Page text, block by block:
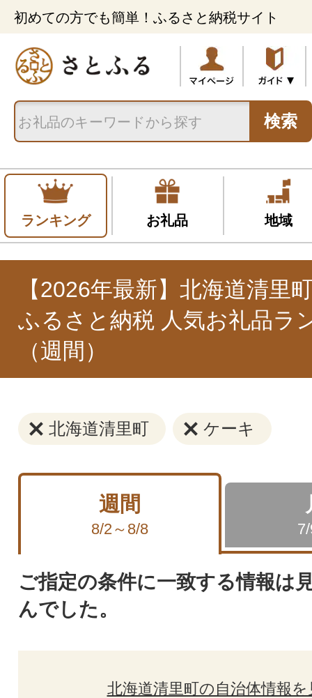
初めての方でも簡単！ふるさと納税サイト
検索
ランキング お礼品 地域
【2026年最新】北海道清里
ふるさと納税 人気お礼品ラ
（週間）
北海道清里町 ケーキ
週間
8/2～8/8
ご指定の条件に一致する情報は
んでした。
北海道清里町の自治体情報を